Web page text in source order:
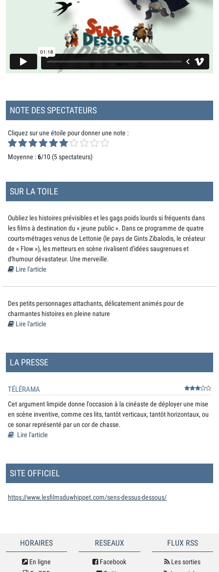
NOTE DES SPECTATEURS
Cliquez sur une étoile pour donner une note :
Moyenne :6/10 (5 spectateurs)
SUR LA TOILE
Oubliez les histoires prévisibles et les gags poids lourds si fréquents dans
les films à destination du « jeune public ». Dans ce programme de quatre
courts-métrages venus de Lettonie (le pays de Gints Zibalodis, le créateur
de « Flow »), les metteurs en scène rivalisent d'idées saugrenues et
d'humour dévastateur. Une merveille.
Lire l'article
Des petits personnages attachants, délicatement animés pour de
charmantes histoires en pleine nature
Lire l'article
LA PRESSE
TÉLÉRAMA
Cet argument limpide donne l'occasion à la cinéaste de déployer une mise
en scène inventive, comme ces lits, tantôt verticaux, tantôt horizontaux, ou
ce sonar représenté par un cor de chasse.
Lire l'article
SITE OFFICIEL
https://www.lesfilmsduwhippet.com/sens-dessus-dessous/
HORAIRES
En ligne
RESEAUX
Facebook
FLUX RSS
Les sorties